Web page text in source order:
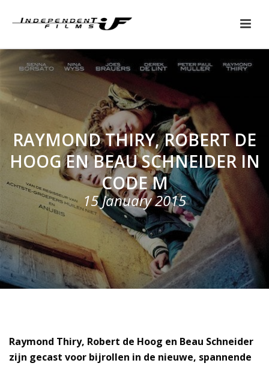
RAYMOND THIRY, ROBERT DE
HOOG EN BEAU SCHNEIDER IN
CODE M
15 January 2015
Raymond Thiry, Robert de Hoog en Beau Schneider
zijn gecast voor bijrollen in de nieuwe, spannende